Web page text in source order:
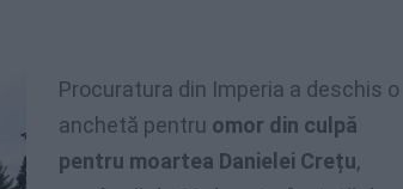
Procuratura din Imperia a deschis o
anchetă pentru omor din culpă
pentru moartea Danielei Crețu,